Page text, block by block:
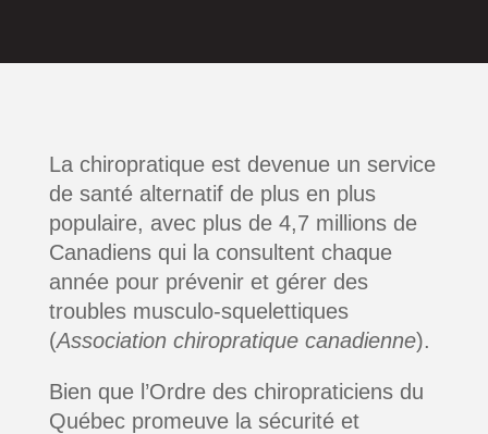
La chiropratique est devenue un service
de santé alternatif de plus en plus
populaire, avec plus de 4,7 millions de
Canadiens qui la consultent chaque
année pour prévenir et gérer des
troubles musculo-squelettiques
(Association chiropratique canadienne).
Bien que l’Ordre des chiropraticiens du
Québec promeuve la sécurité et